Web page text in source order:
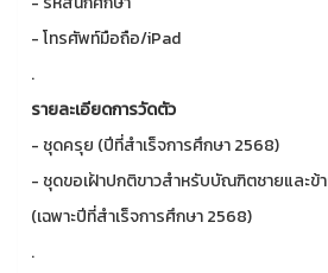
- โทรศัพท์มือถือ/iPad
.
รายละเอียดการวัดตัว
- ชุดครุย (ปีที่สำเร็จการศึกษา 2568)
- ชุดขอเฝ้าปกติขาวสำหรับบัณฑิตชายและข้า
(เฉพาะปีที่สำเร็จการศึกษา 2568)
.